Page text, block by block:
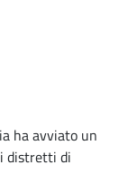
ha avviato un
distretti di